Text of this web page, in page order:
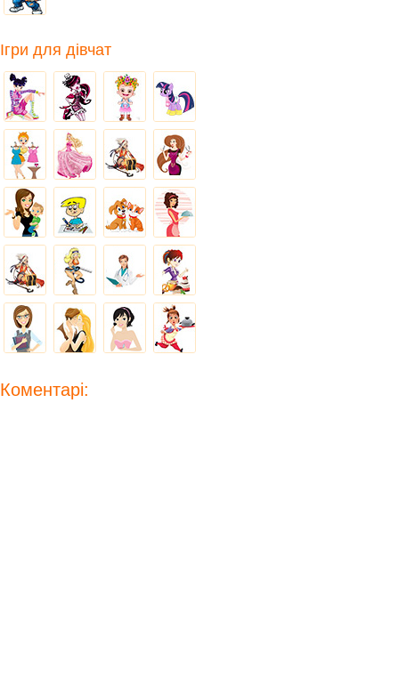
Ігри для дівчат
Коментарі: